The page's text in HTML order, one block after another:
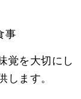
事
覚を大切にし
します。